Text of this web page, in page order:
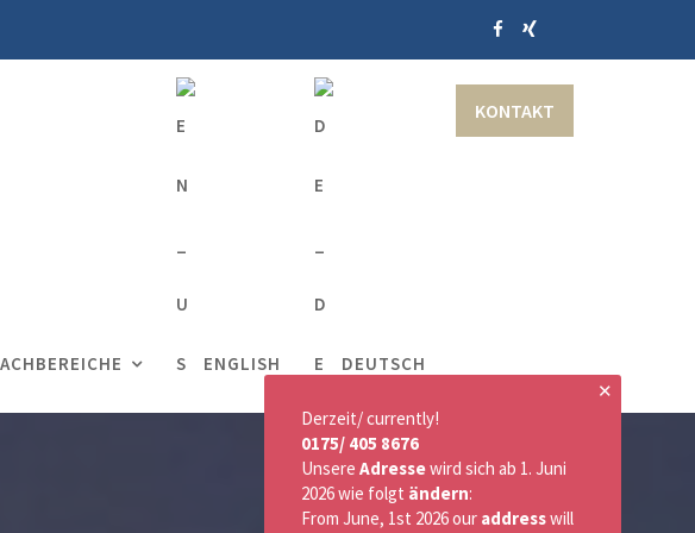
KONTAKT
ENGLISH DEUTSCH
✕
Derzeit/ currently!
0175/ 405 8676
Unsere Adressewird sich ab 1. Juni
2026 wie folgt ändern:
From June, 1st 2026 our addresswill